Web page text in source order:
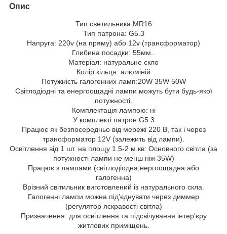
Опис
Тип светильника:MR16
Тип патрона: G5.3
Напруга: 220v (на пряму) або 12v (трансформатор)
Глибина посадки: 55мм..
Матеріал: натуральне скло
Колір кільця: алюміній
Потужність галогенних ламп:20W 35W 50W
Світлодіодні та енергоощадні лампи можуть бути будь-якої
потужності.
Комплектація лампою: ні
У комплекті патрон G5.3
Працює як безпосередньо від мережі 220 В, так і через
трансформатор 12V (залежить від лампи).
Освітлення від 1 шт. на площу 1.5-2 м.кв: Основного світла (за
потужності лампи не менш ніж 35W)
Працює з лампами (світлодіодна,нергоощадна або
галогенна)
Врізний світильник виготовлений із натурального скла.
Галогенні лампи можна під'єднувати через диммер
(регулятор яскравості світла)
Призначення: для освітлення та підсвічування інтер'єру
житлових приміщень.